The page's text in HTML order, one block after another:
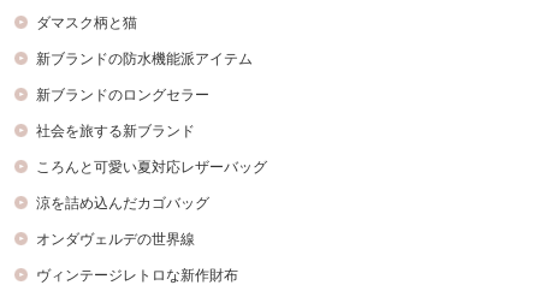
ダマスク柄と猫
新ブランドの防水機能派アイテム
新ブランドのロングセラー
社会を旅する新ブランド
ころんと可愛い夏対応レザーバッグ
涼を詰め込んだカゴバッグ
オンダヴェルデの世界線
ヴィンテージレトロな新作財布